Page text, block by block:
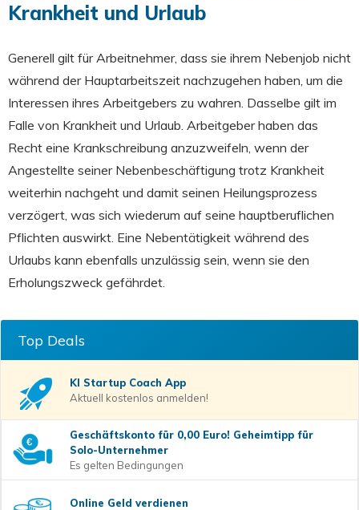
Krankheit und Urlaub
Generell gilt für Arbeitnehmer, dass sie ihrem Nebenjob nicht
während der Hauptarbeitszeit nachzugehen haben, um die
Interessen ihres Arbeitgebers zu wahren. Dasselbe gilt im
Falle von Krankheit und Urlaub. Arbeitgeber haben das
Recht eine Krankschreibung anzuzweifeln, wenn der
Angestellte seiner Nebenbeschäftigung trotz Krankheit
weiterhin nachgeht und damit seinen Heilungsprozess
verzögert, was sich wiederum auf seine hauptberuflichen
Pflichten auswirkt. Eine Nebentätigkeit während des
Urlaubs kann ebenfalls unzulässig sein, wenn sie den
Erholungszweck gefährdet.
Top Deals
KI Startup Coach App
Aktuell kostenlos anmelden!
Geschäftskonto für 0,00 Euro! Geheimtipp für
Solo-Unternehmer
Es gelten Bedingungen
Online Geld verdienen